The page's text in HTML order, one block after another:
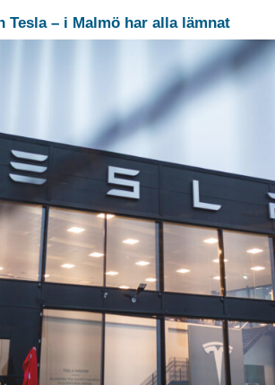
Tesla – i Malmö har alla lämnat